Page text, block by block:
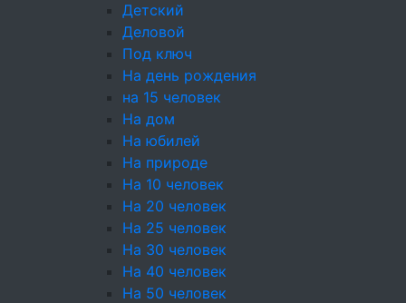
Детский
Деловой
Под ключ
На день рождения
на 15 человек
На дом
На юбилей
На природе
На 10 человек
На 20 человек
На 25 человек
На 30 человек
На 40 человек
На 50 человек
Конфеты "Черный
трюфель" из
горького шоколада
и сливок (ручная
работа)
Премиальное лакомство ручной работы с
насыщенным шоколадным вкусом. Наши